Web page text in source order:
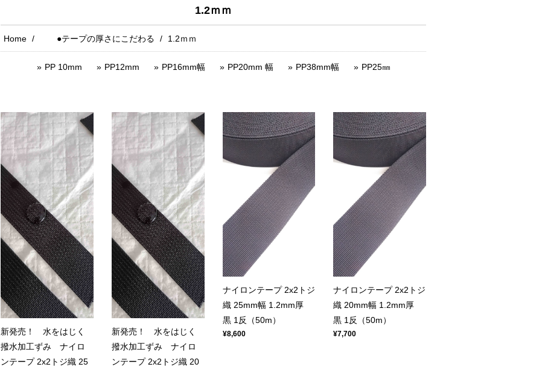
1.2ｍｍ
Home ●テープの厚さにこだわる 1.2ｍｍ
PP 10mm PP12mm PP16mm幅 PP20mm 幅 PP38mm幅 PP25㎜
新発売！ 水をはじく
撥水加工ずみ ナイロ
ンテープ 2x2トジ織 25
新発売！ 水をはじく
撥水加工ずみ ナイロ
ンテープ 2x2トジ織 20
ナイロンテープ 2x2トジ
織 25mm幅 1.2mm厚
黒 1反（50m）
¥8,600
ナイロンテープ 2x2トジ
織 20mm幅 1.2mm厚
黒 1反（50m）
¥7,700